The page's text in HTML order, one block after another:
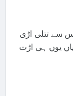
سے تتلی اڑی
یوں ہی اڑت